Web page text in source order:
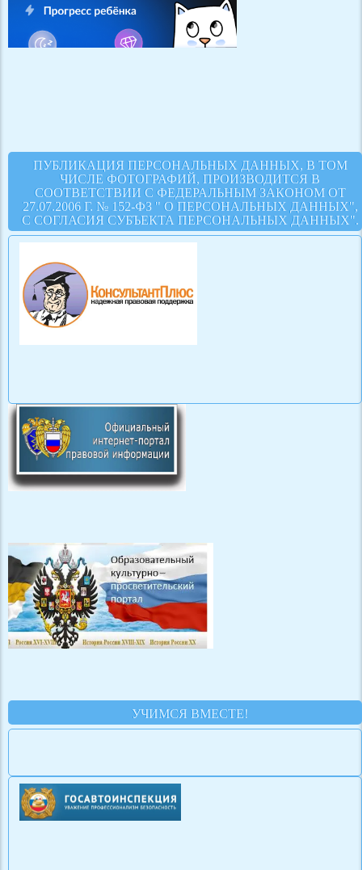
ПУБЛИКАЦИЯ ПЕРСОНАЛЬНЫХ ДАННЫХ, В ТОМ
ЧИСЛЕ ФОТОГРАФИЙ, ПРОИЗВОДИТСЯ В
СООТВЕТСТВИИ С ФЕДЕРАЛЬНЫМ ЗАКОНОМ ОТ
27.07.2006 Г. № 152-ФЗ " О ПЕРСОНАЛЬНЫХ ДАННЫХ",
С СОГЛАСИЯ СУБЪЕКТА ПЕРСОНАЛЬНЫХ ДАННЫХ".
УЧИМСЯ ВМЕСТЕ!